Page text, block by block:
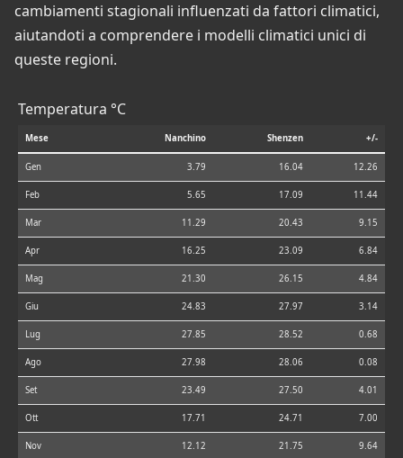
cambiamenti stagionali influenzati da fattori climatici,
aiutandoti a comprendere i modelli climatici unici di
queste regioni.
Temperatura °C
Mese Nanchino Shenzen +/-
Gen 3.79 16.04 12.26
Feb 5.65 17.09 11.44
Mar 11.29 20.43 9.15
Apr 16.25 23.09 6.84
Mag 21.30 26.15 4.84
Giu 24.83 27.97 3.14
Lug 27.85 28.52 0.68
Ago 27.98 28.06 0.08
Set 23.49 27.50 4.01
Ott 17.71 24.71 7.00
Nov 12.12 21.75 9.64